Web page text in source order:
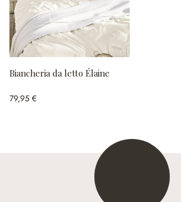
Biancheria da letto Élaine
79,95 €